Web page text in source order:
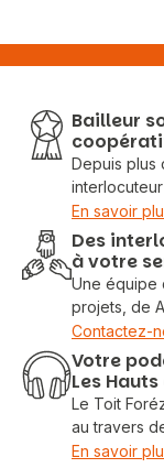
Bailleur
Depuis plus
En savoir
Des
à votre
Une équipe
projets, de
Contactez-
Votre
Les
Le Toit
au travers
En savoir